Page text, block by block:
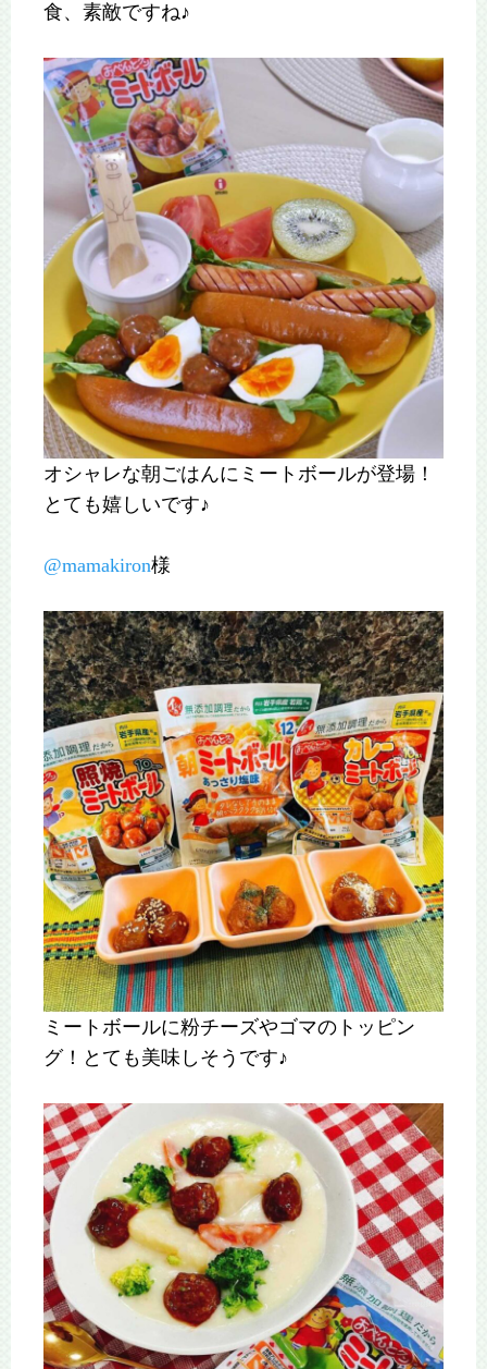
食、素敵ですね♪
オシャレな朝ごはんにミートボールが登場！
とても嬉しいです♪
@mamakiron様
ミートボールに粉チーズやゴマのトッピン
グ！とても美味しそうです♪